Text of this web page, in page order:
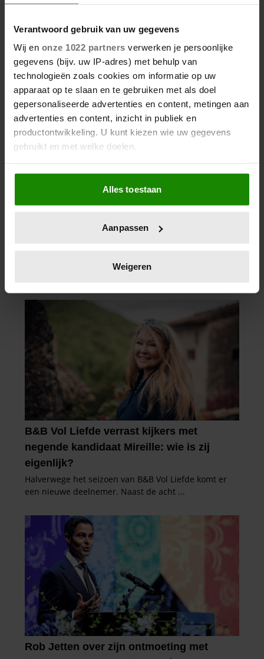
Verantwoord gebruik van uw gegevens
Wij en onze 1022 partners verwerken je persoonlijke
gegevens (bijv. uw IP-adres) met behulp van
technologieën zoals cookies om informatie op uw
apparaat op te slaan en te gebruiken met als doel
gepersonaliseerde advertenties en content, metingen aan
advertenties en content, inzicht in publiek en
productontwikkeling. U kunt kiezen wie uw gegevens
gebruikt en met welke doelen.
Als u het toestaat, willen we ook graag:
Informatie verzamelen over uw geografische
locatie, die tot een paar meter nauwkeurig kan zijn
scannen op specifieke eigenschappen (fingerprinting)
verwerkt en stel uw voorkeuren in het
intrekken in de Cookieverklaring.
We gebruiken cookies om content en advertenties te
personaliseren, om functies voor social media te bieden
en om ons websiteverkeer te analyseren. Ook delen we
informatie over uw gebruik van onze site met onze
partners voor social media, adverteren en analyse. Deze
partners kunnen deze gegevens combineren met andere
informatie die u aan ze heeft verstrekt of die ze hebben
verzameld op basis van uw gebruik van hun services. U
gaat akkoord met onze cookies als u onze website blijft
gebruiken.
Alles toestaan
Aanpassen
Weigeren
05/08/2026
CORRY KONINGS ZET ZICHZELF